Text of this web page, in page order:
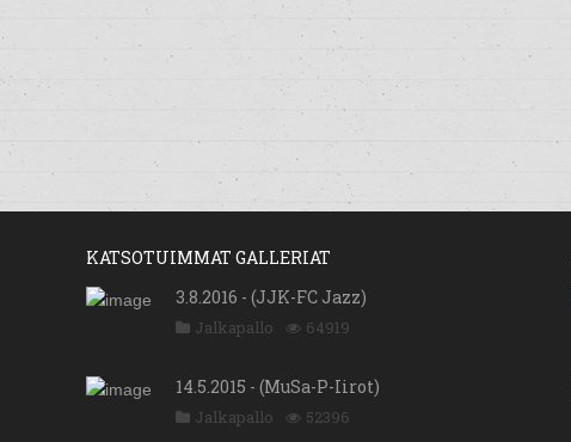
KATSOTUIMMAT GALLERIAT
3.8.2016 - (JJK-FC Jazz)
Jalkapallo 64919
14.5.2015 - (MuSa-P-Iirot)
Jalkapallo 52396